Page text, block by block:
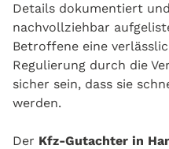
Details dokumentiert
nachvollziehbar
Betroffene eine
Regulierung durch die
sicher sein, dass sie
werden.
Der Kfz-Gutachter in